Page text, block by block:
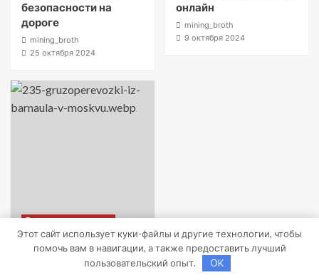
безопасности на
дороге
mining_broth
25 октября 2024
онлайн
mining_broth
9 октября 2024
Бизнес и инвестиции
Грузоперевозки из
Барнаула в Москву и
Этот сайт использует куки-файлы и другие технологии, чтобы
помочь вам в навигации, а также предоставить лучший
пользовательский опыт.
OK